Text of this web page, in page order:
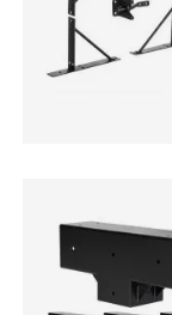
staffe per
STAFFA